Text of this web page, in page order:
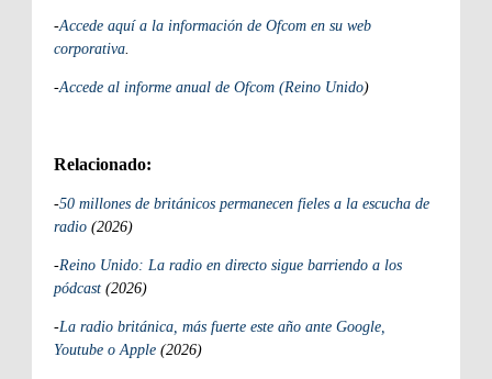
-Accede aquí a la información de Ofcom en su web
corporativa.
-Accede al informe anual de Ofcom (Reino Unido)
Relacionado:
-50 millones de británicos permanecen fieles a la escucha de
radio (2026)
-Reino Unido: La radio en directo sigue barriendo a los
pódcast (2026)
-La radio británica, más fuerte este año ante Google,
Youtube o Apple (2026)